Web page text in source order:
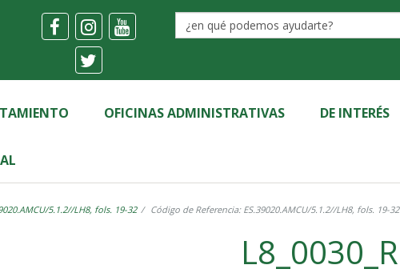
OFICINAS ADMINISTRATIVAS DE INTERÉS
5.1.2//LH8, fols. 19-32 Código de Referencia: ES.39020.AMCU/5.1.2//LH8, fols. 19-32
L8_0030_R